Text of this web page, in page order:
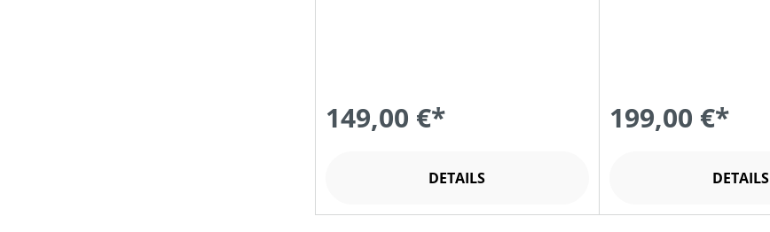
149,00 €*
DETAILS
199,00 €*
DETAILS